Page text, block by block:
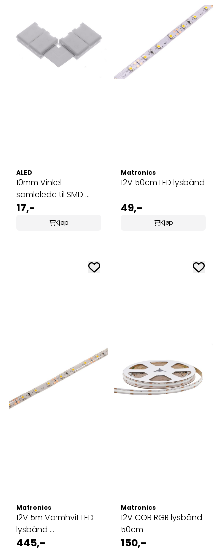
ALED
10mm Vinkel
samleledd til SMD ...
17,-
Kjøp
Matronics
12V 50cm LED lysbånd
49,-
Kjøp
Matronics
12V 5m Varmhvit LED
lysbånd ...
445,-
Matronics
12V COB RGB lysbånd
50cm
150,-